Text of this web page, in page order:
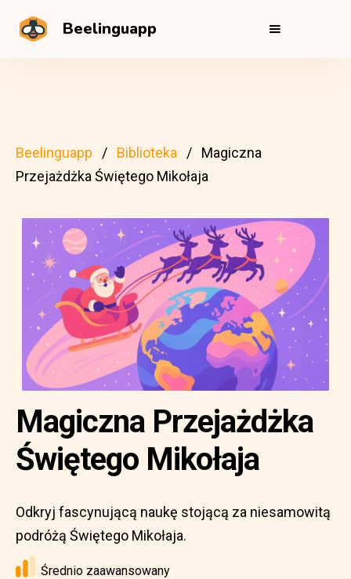
Beelinguapp
Beelinguapp Biblioteka
Magiczna
Przejażdżka Świętego Mikołaja
Magiczna Przejażdżka
Świętego Mikołaja
Odkryj fascynującą naukę stojącą za niesamowitą
podróżą Świętego Mikołaja.
Średnio zaawansowany